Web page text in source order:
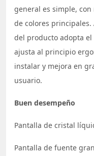
general es simple,
de colores
del producto adopta
ajusta al principio
instalar y mejora en
usuario.
Buen desempeño
Pantalla de cristal
Pantalla de fuente